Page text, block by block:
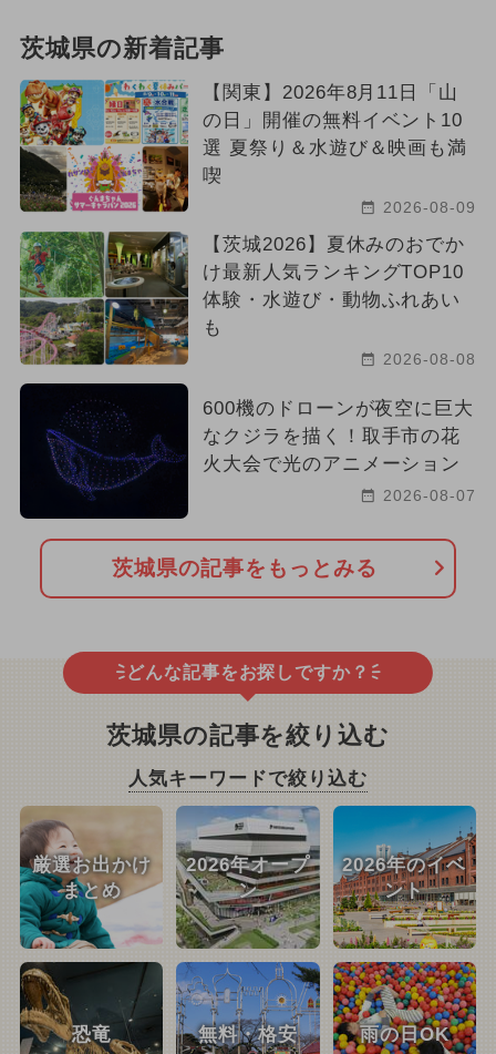
茨城県の新着記事
【関東】2026年8月11日「山
の日」開催の無料イベント10
選 夏祭り＆水遊び＆映画も満
喫
2026-08-09
【茨城2026】夏休みのおでか
け最新人気ランキングTOP10
体験・水遊び・動物ふれあい
も
2026-08-08
600機のドローンが夜空に巨大
なクジラを描く！取手市の花
火大会で光のアニメーション
2026-08-07
茨城県の記事をもっとみる
どんな記事をお探しですか？
茨城県の記事を絞り込む
人気キーワードで絞り込む
厳選お出かけ
まとめ
2026年オープ
ン
2026年のイベ
ント
恐竜 無料・格安 雨の日OK